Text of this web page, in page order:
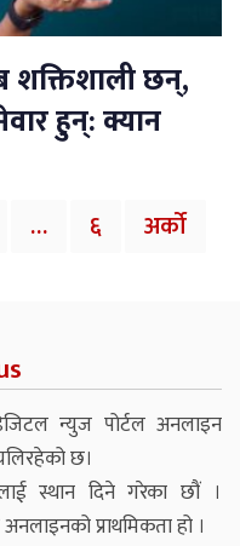
शक्तिशाली छन्,
हुन्: क्यान
… ६ अर्को
न्युज पोर्टल अनलाइन
छ।
स्थान दिने गरेका छौं ।
प्राथमिकता हो ।